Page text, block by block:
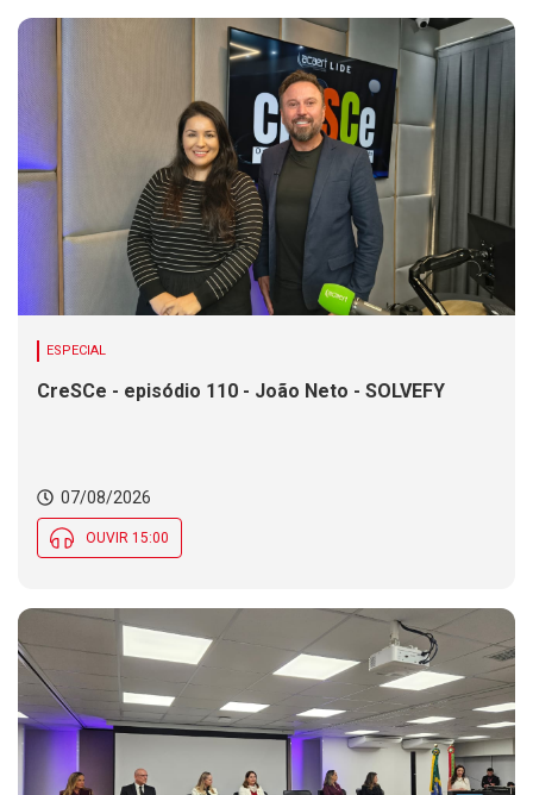
ESPECIAL
CreSCe - episódio 110 - João Neto - SOLVEFY
07/08/2026
OUVIR 15:00